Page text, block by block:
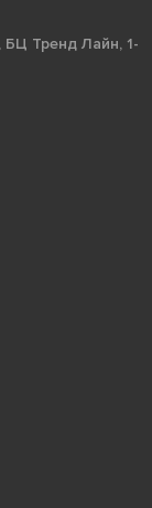
БЦ Тренд Лайн, 1-